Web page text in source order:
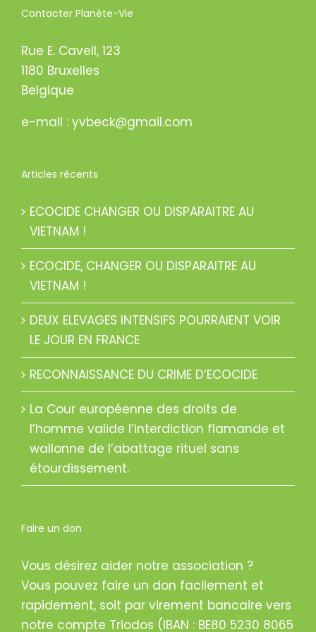
Contacter Planète-Vie
Rue E. Cavell, 123
1180 Bruxelles
Belgique
e-mail : yvbeck@gmail.com
Articles récents
ECOCIDE CHANGER OU DISPARAITRE AU
VIETNAM !
ECOCIDE, CHANGER OU DISPARAITRE AU
VIETNAM !
DEUX ELEVAGES INTENSIFS POURRAIENT VOIR
LE JOUR EN FRANCE
RECONNAISSANCE DU CRIME D’ECOCIDE
La Cour européenne des droits de
l’homme valide l’interdiction flamande et
wallonne de l’abattage rituel sans
étourdissement.
Faire un don
Vous désirez aider notre association ?
Vous pouvez faire un don facilement et
rapidement, soit par virement bancaire vers
notre compte Triodos (IBAN : BE80 5230 8065